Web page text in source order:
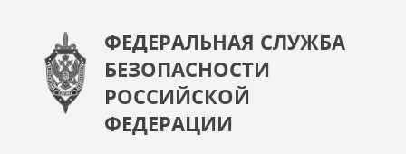
ФЕДЕРАЛЬНАЯ СЛУЖБА
БЕЗОПАСНОСТИ
РОССИЙСКОЙ
ФЕДЕРАЦИИ